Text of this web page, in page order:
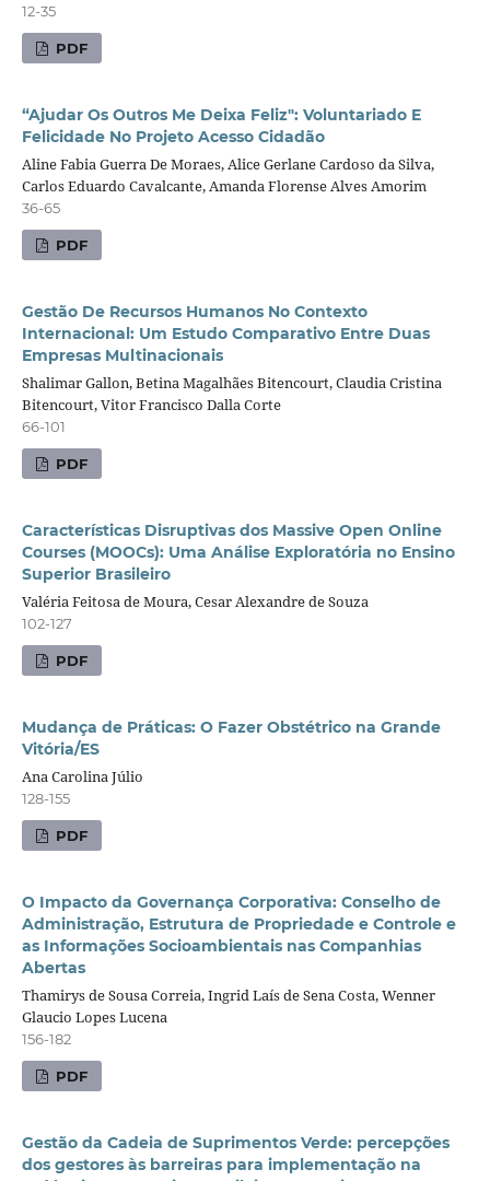
12-35
PDF
“Ajudar Os Outros Me Deixa Feliz": Voluntariado E
Felicidade No Projeto Acesso Cidadão
Aline Fabia Guerra De Moraes, Alice Gerlane Cardoso da Silva,
Carlos Eduardo Cavalcante, Amanda Florense Alves Amorim
36-65
PDF
Gestão De Recursos Humanos No Contexto
Internacional: Um Estudo Comparativo Entre Duas
Empresas Multinacionais
Shalimar Gallon, Betina Magalhães Bitencourt, Claudia Cristina
Bitencourt, Vitor Francisco Dalla Corte
66-101
PDF
Características Disruptivas dos Massive Open Online
Courses (MOOCs): Uma Análise Exploratória no Ensino
Superior Brasileiro
Valéria Feitosa de Moura, Cesar Alexandre de Souza
102-127
PDF
Mudança de Práticas: O Fazer Obstétrico na Grande
Vitória/ES
Ana Carolina Júlio
128-155
PDF
O Impacto da Governança Corporativa: Conselho de
Administração, Estrutura de Propriedade e Controle e
as Informações Socioambientais nas Companhias
Abertas
Thamirys de Sousa Correia, Ingrid Laís de Sena Costa, Wenner
Glaucio Lopes Lucena
156-182
PDF
Gestão da Cadeia de Suprimentos Verde: percepções
dos gestores às barreiras para implementação na